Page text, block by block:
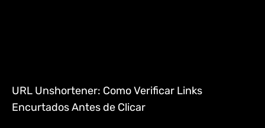
URL Unshortener: Como Verificar Links
Encurtados Antes de Clicar